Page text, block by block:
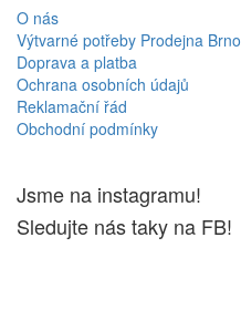
O nás
Výtvarné potřeby Prodejna Brno
Doprava a platba
Ochrana osobních údajů
Reklamační řád
Obchodní podmínky
Jsme na instagramu!
Sledujte nás taky na FB!